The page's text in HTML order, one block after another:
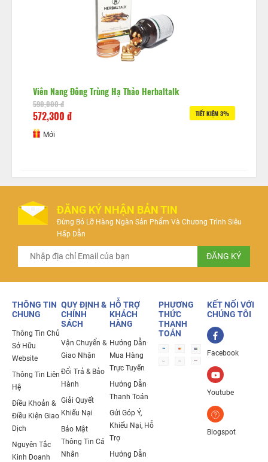
Viên Nang Đông Trùng Hạ Thảo Herbaltalk
590,000 đ
572,300 đ TIẾT KIỆM 3%
Mới
ĐĂNG KÝ NHẬN BẢN TIN
Đừng Bỏ Lỡ Hàng Ngàn Sản Phẩm Và Chương Trình Siêu
Hấp Dẫn
THÔNG TIN
CHUNG
Thông Tin Chủ
Sở Hữu
Website
Thông Tin Liên
Hệ
Điều Khoản &
Điều Kiện Giao
Dịch
Nguyên Tắc
Kinh Doanh
QUY ĐỊNH &
CHÍNH
SÁCH
Vận Chuyển &
Giao Nhận
Đổi Trả & Bảo
Hành
Giải Quyết
Khiếu Nại
Bảo Mật
Thông Tin Cá
Nhân
HỖ TRỢ
KHÁCH
HÀNG
Hướng Dẫn
Mua Hàng
Trực Tuyến
Hướng Dẫn
Thanh Toán
Gửi Góp Ý,
Khiếu Nại, Hỗ
Trợ
Hướng Dẫn
PHƯƠNG
THỨC
THANH
TOÁN
KẾT NỐI VỚI
CHÚNG TÔI
Facebook
Youtube
Blogspot